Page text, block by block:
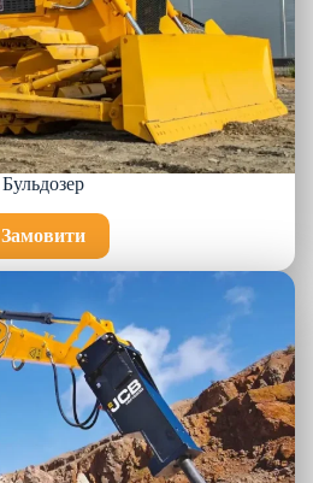
Бульдозер
Замовити